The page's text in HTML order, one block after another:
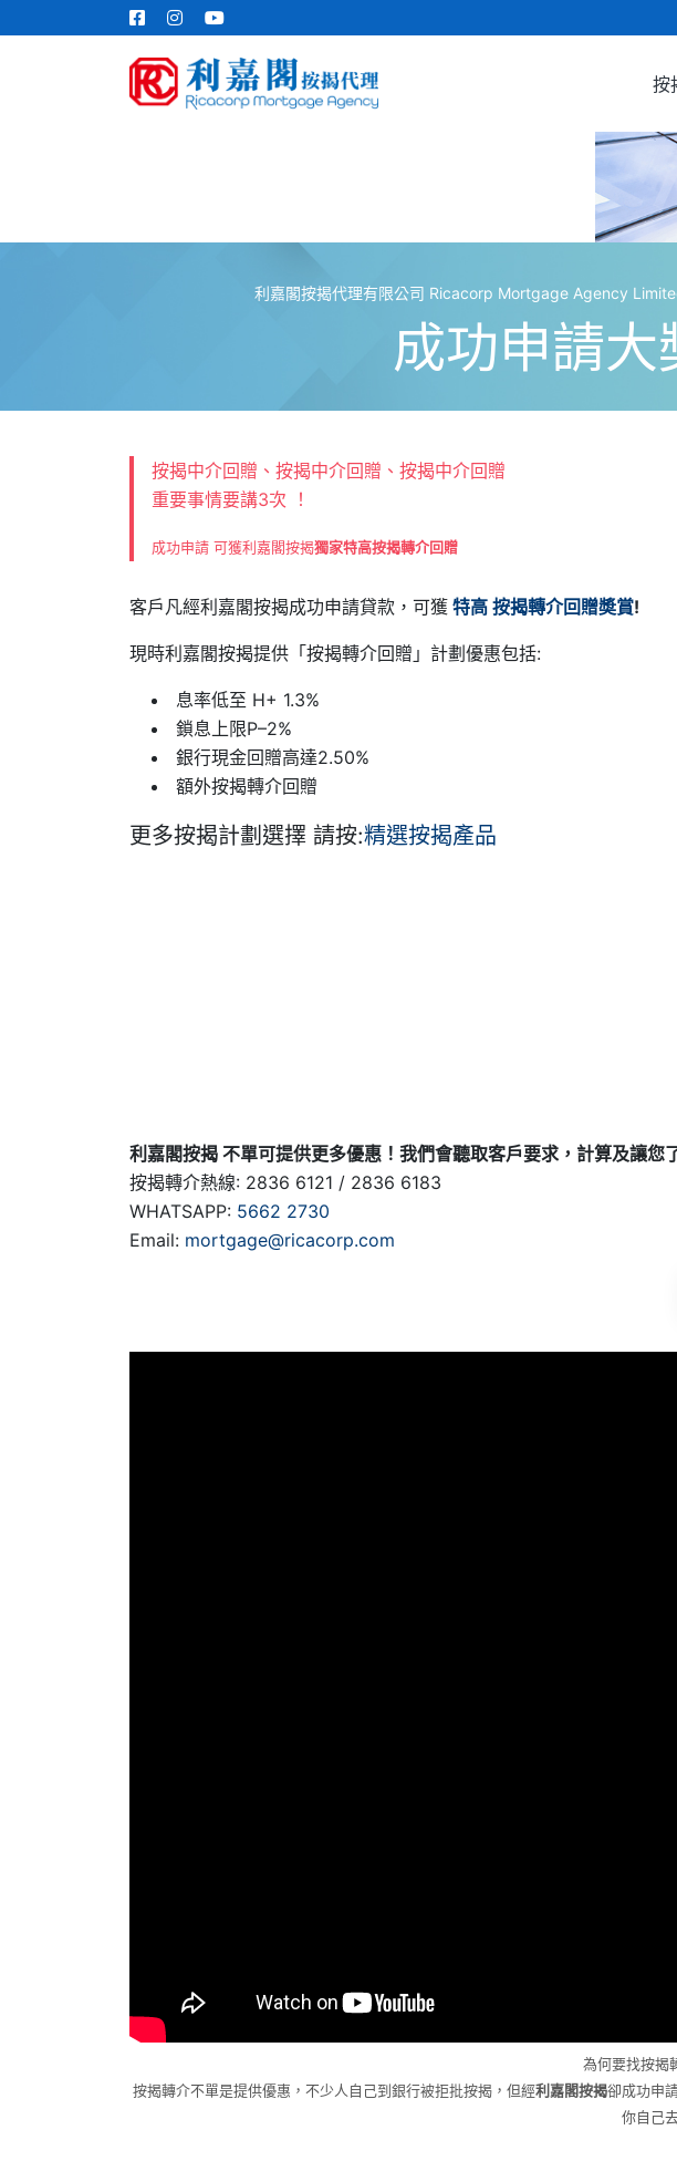
按
利嘉閣按揭代理有限公司 Ricacorp Mortgage Agency
成功申請大
按揭中介回贈、按揭中介回贈、按揭中介回贈
重要事情要講3次 ！
成功申請 可獲利嘉閣按揭獨家特高按揭轉介回贈
客戶凡經利嘉閣按揭成功申請貸款，可獲 特高 按揭轉介回贈奬賞!
現時利嘉閣按揭提供「按揭轉介回贈」計劃優惠包括:
息率低至 H+ 1.3%
鎖息上限P–2%
銀行現金回贈高達2.50%
額外按揭轉介回贈
更多按揭計劃選擇 請按:精選按揭產品
利嘉閣按揭 不單可提供更多優惠！我們會聽取客戶要求，計算及讓
按揭轉介熱線: 2836 6121 / 2836 6183
WHATSAPP: 5662 2730
Email: mortgage@ricacorp.com
為何要找按揭
按揭轉介不單是提供優惠，不少人自己到銀行被拒批按揭，但經利嘉閣按揭卻成功申
你自己